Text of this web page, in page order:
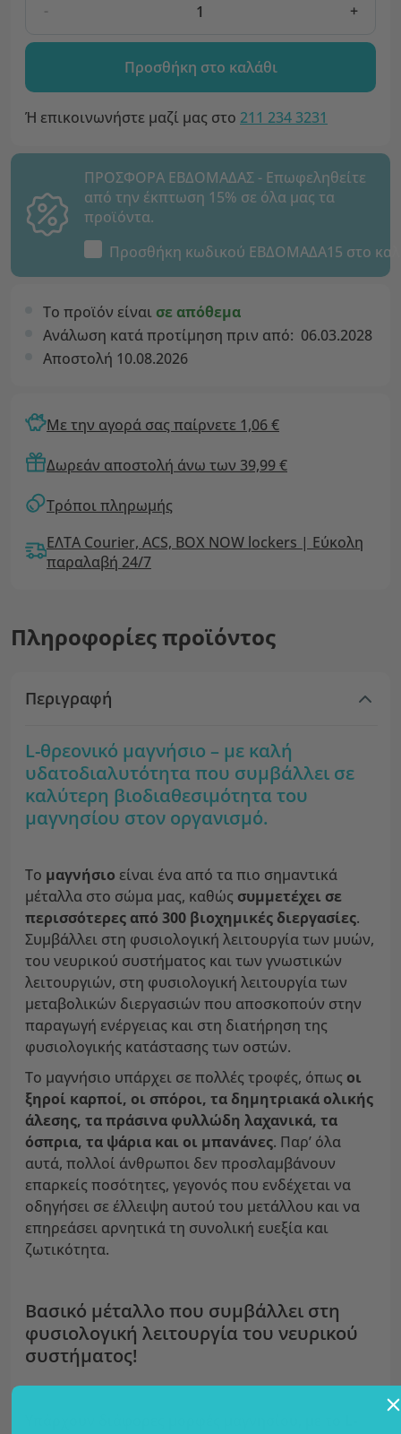
- +
Προσθήκη στο καλάθι
Ή επικοινωνήστε μαζί μας στο 211 234 3231
ΠΡΟΣΦΟΡΑ ΕΒΔΟΜΑΔΑΣ - Επωφεληθείτε
από την έκπτωση 15% σε όλα μας τα
προϊόντα.
Προσθήκη κωδικού ΕΒΔΟΜΑΔΑ15 στο
Το προϊόν είναι σε απόθεμα
Ανάλωση κατά προτίμηση πριν από: 06.03.2028
Αποστολή 10.08.2026
Με την αγορά σας παίρνετε 1,06 €
Δωρεάν αποστολή άνω των 39,99 €
Τρόποι πληρωμής
ΕΛΤΑ Courier, ACS, BOX NOW lockers | Εύκολη
παραλαβή 24/7
Πληροφορίες προϊόντος
Περιγραφή
L-θρεονικό μαγνήσιο – με καλή
υδατοδιαλυτότητα που συμβάλλει σε
καλύτερη βιοδιαθεσιμότητα του
μαγνησίου στον οργανισμό.
Το μαγνήσιο είναι ένα από τα πιο σημαντικά
μέταλλα στο σώμα μας, καθώς συμμετέχει σε
περισσότερες από 300 βιοχημικές διεργασίες.
Συμβάλλει στη φυσιολογική λειτουργία των μυών,
του νευρικού συστήματος και των γνωστικών
λειτουργιών, στη φυσιολογική λειτουργία των
μεταβολικών διεργασιών που αποσκοπούν στην
παραγωγή ενέργειας και στη διατήρηση της
φυσιολογικής κατάστασης των οστών.
Το μαγνήσιο υπάρχει σε πολλές τροφές, όπως οι
ξηροί καρποί, οι σπόροι, τα δημητριακά ολικής
άλεσης, τα πράσινα φυλλώδη λαχανικά, τα
όσπρια, τα ψάρια και οι μπανάνες. Παρ’ όλα
αυτά, πολλοί άνθρωποι δεν προσλαμβάνουν
επαρκείς ποσότητες, γεγονός που ενδέχεται να
οδηγήσει σε έλλειψη αυτού του μετάλλου και να
επηρεάσει αρνητικά τη συνολική ευεξία και
ζωτικότητα.
Βασικό μέταλλο που συμβάλλει στη
φυσιολογική λειτουργία του νευρικού
συστήματος!